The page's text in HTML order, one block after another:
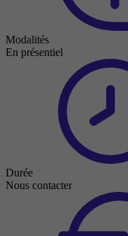
Modalités
En présentiel
Durée
Nous contacter